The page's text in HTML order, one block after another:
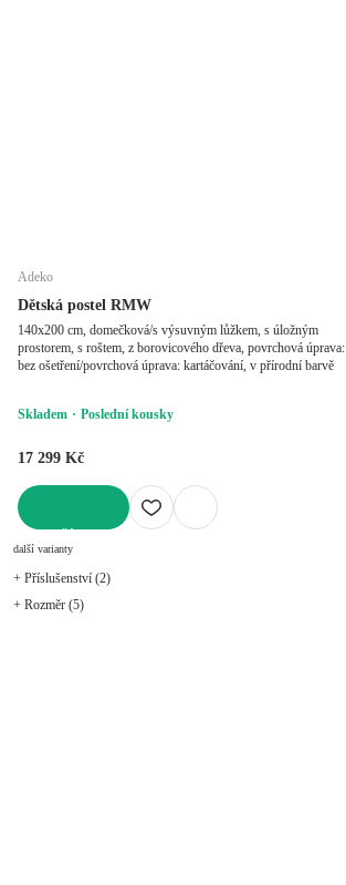
Adeko
Dětská postel RMW
140x200 cm, domečková/s výsuvným lůžkem, s úložným
prostorem, s roštem, z borovicového dřeva, povrchová úprava:
bez ošetření/povrchová úprava: kartáčování, v přírodní barvě
Skladem Poslední kousky
17 299 Kč
další varianty
+ Příslušenství (2)
+ Rozměr (5)